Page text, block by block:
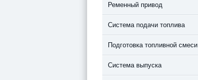
Ременный привод
Система подачи топлива
Подготовка топливной смеси
Система выпуска